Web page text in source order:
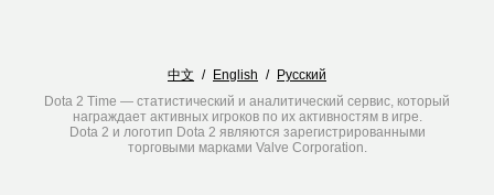
中文 / English / Русский
Dota 2 Time — статистический и аналитический сервис, который
награждает активных игроков по их активностям в игре.
Dota 2 и логотип Dota 2 являются зарегистрированными
торговыми марками Valve Corporation.